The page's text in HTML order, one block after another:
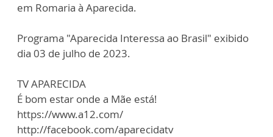
em Romaria à Aparecida.
Programa "Aparecida Interessa ao Brasil" exibido
dia 03 de julho de 2023.
TV APARECIDA
É bom estar onde a Mãe está!
https://www.a12.com/
http://facebook.com/aparecidatv